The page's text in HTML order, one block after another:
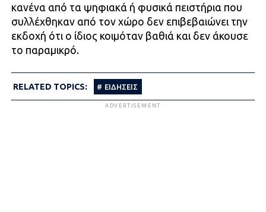
κανένα από τα ψηφιακά ή φυσικά πειστήρια που
συλλέχθηκαν από τον χώρο δεν επιβεβαιώνει την
εκδοχή ότι ο ίδιος κοιμόταν βαθιά και δεν άκουσε
το παραμικρό.
RELATED TOPICS: ΕΙΔΗΣΕΙΣ
ADVERTISEMENT